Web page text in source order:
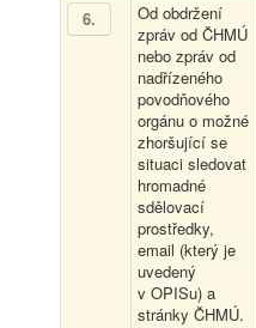
6.
Od obdržení
zpráv od ČHMÚ
nebo zpráv od
nadřízeného
povodňového
orgánu o možné
zhoršující se
situaci sledovat
hromadné
sdělovací
prostředky,
email (který je
uvedený
v OPISu) a
stránky ČHMÚ.